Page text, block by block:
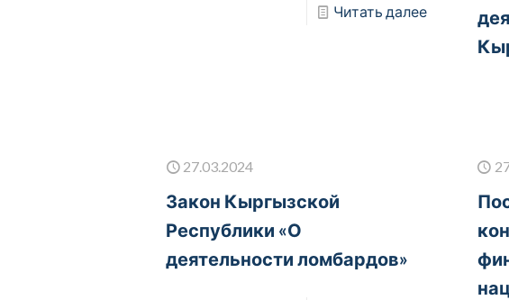
Читать далее
27.03.2024
Закон Кыргызской
Республики «О
деятельности ломбардов»